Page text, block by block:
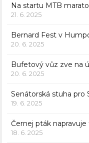
Na startu MTB
21. 6. 2025
Bernard Fest v
20. 6. 2025
Bufetový vůz zve na
20. 6. 2025
Senátorská stuha pro
19. 6. 2025
Černej pták
18. 6. 2025